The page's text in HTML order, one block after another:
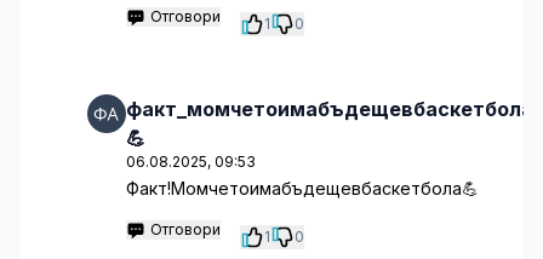
Отговори 1 0
факт_момчетоимабъдещевбаскетбола
💪
06.08.2025, 09:53
Факт!Момчетоимабъдещевбаскетбола💪
Отговори 1 0